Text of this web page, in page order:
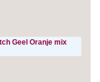
Geel Oranje mix